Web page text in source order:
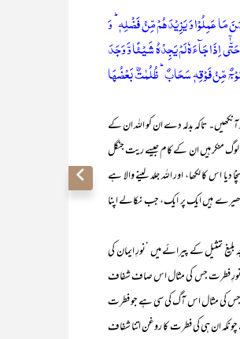
فِیۡہِ الۡقُلُوۡبُ وَ الۡاَبۡصَارُ ﴿٭ۙ۳۷﴾لِیَجۡزِیَہُمُ اللّٰہُ اَحۡسَنَ مَا عَمِلُوۡا وَ یَزِیۡدَہُمۡ مِّنۡ فَضۡلِہٖ ؕ وَ
مَآءً ؕ حَتّٰۤی اِذَا جَآءَہٗ لَمۡ یَجِدۡہُ شَیۡئًا وَّ وَجَدَ
یَّغۡشٰہُ مَوۡجٌ مِّنۡ فَوۡقِہٖ مَوۡجٌ مِّنۡ فَوۡقِہٖ سَحَابٌ ؕ ظُلُمٰتٌۢ بَعۡضُہَا
تاکہ بدلہ دے ان کو اللہ ان کے
منکر ہیں ان کے کام جیسے ریت جنگل
اس کا لکھا، اور اللہ جلد لینے والا ہے
ہیں ایک پر ایک، جب نکالے اپنا
کے رکوع ۵ پر مشتمل ہے جس کی آیت ۳۵ میں ایک حد درجہ بلیغ تمثیل کے پیرائے میں ’نورِ ایمان کی
نورِ فطرت جس کی مثال اس صاف شفاف
جس کی مثال اس آگ کی سی ہے جو فطرت
ان ہی کی فطرت کا روغن اتنا شفاف